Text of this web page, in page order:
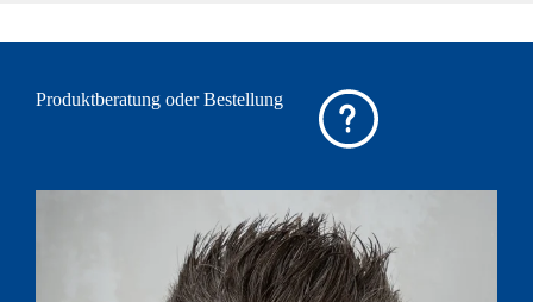
Produktberatung oder Bestellung